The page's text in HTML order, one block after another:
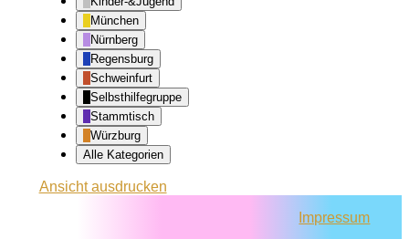
München
Nürnberg
Regensburg
Schweinfurt
Selbsthilfegruppe
Stammtisch
Würzburg
Alle Kategorien
Ansichtausdrucken
Impressum